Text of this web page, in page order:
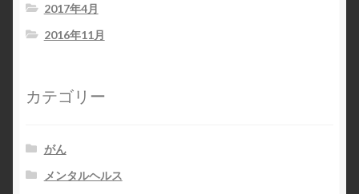
2017年4月
2016年11月
カテゴリー
がん
メンタルヘルス